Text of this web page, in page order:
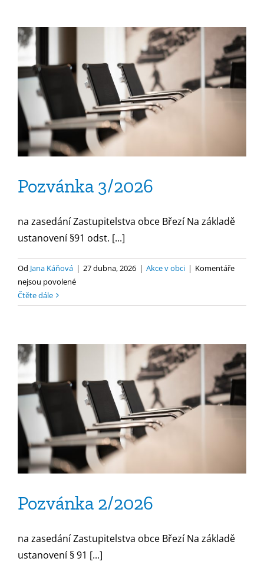
Pozvánka 3/2026
na zasedání Zastupitelstva obce Březí Na základě
ustanovení §91 odst. [...]
Od Jana Káňová | 27 dubna, 2026 | Akce v obci | Komentáře
nejsou povolenéu
s
Čtěte dále
Pozvánka 2/2026
na zasedání Zastupitelstva obce Březí Na základě
ustanovení § 91 [...]